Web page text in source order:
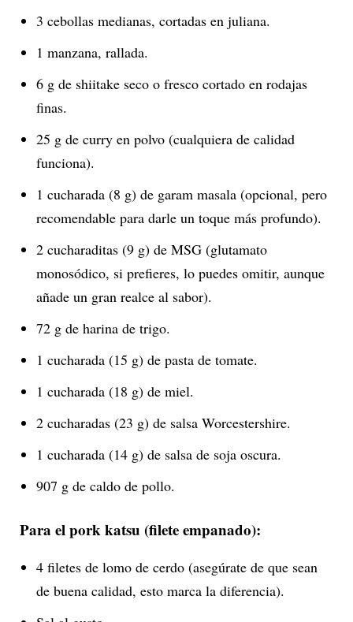
3 cebollas medianas, cortadas en juliana.
1 manzana, rallada.
6 g de shiitake seco o fresco cortado en rodajas
finas.
25 g de curry en polvo (cualquiera de calidad
funciona).
1 cucharada (8 g) de garam masala (opcional, pero
recomendable para darle un toque más profundo).
2 cucharaditas (9 g) de MSG (glutamato
monosódico, si prefieres, lo puedes omitir, aunque
añade un gran realce al sabor).
72 g de harina de trigo.
1 cucharada (15 g) de pasta de tomate.
1 cucharada (18 g) de miel.
2 cucharadas (23 g) de salsa Worcestershire.
1 cucharada (14 g) de salsa de soja oscura.
907 g de caldo de pollo.
Para el pork katsu (filete empanado):
4 filetes de lomo de cerdo (asegúrate de que sean
de buena calidad, esto marca la diferencia).